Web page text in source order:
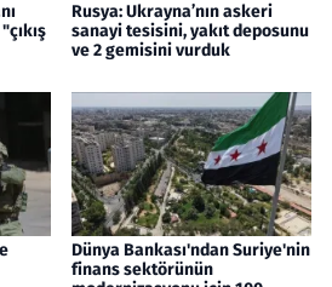
Rusya: Ukrayna’nın askeri
sanayi tesisini, yakıt deposunu
ve 2 gemisini vurduk
Dünya Bankası'ndan Suriye'nin
finans sektörünün